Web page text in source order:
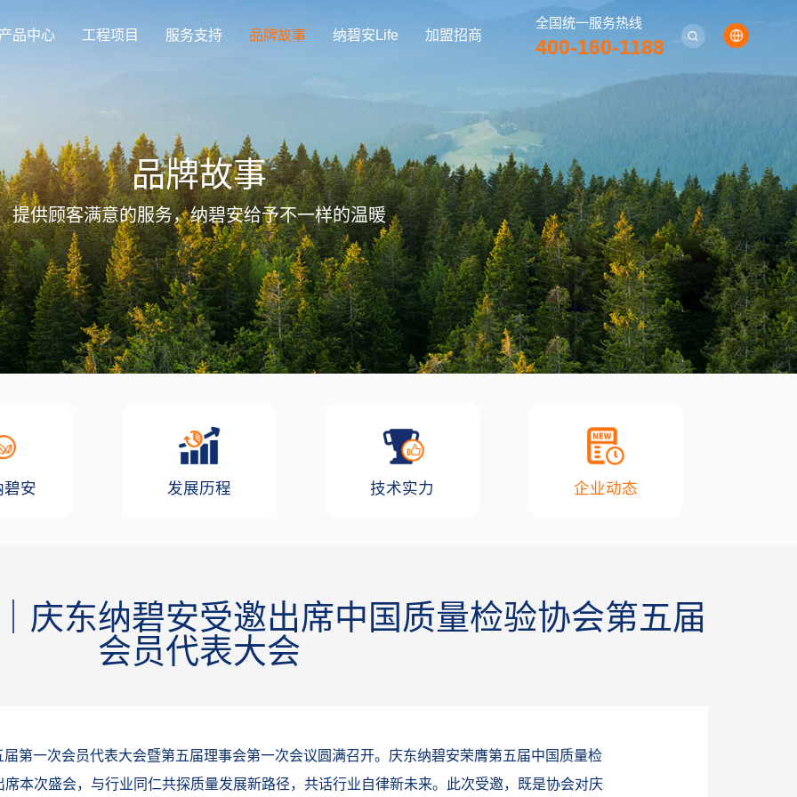
品中心 工程项目 服务支持 品牌故事 纳碧安Life 加盟招商
全国统一服务热线
400-160-1188
品牌故事
提供顾客满意的服务，纳碧安给予不一样的温暖
碧安 发展历程 技术实力 企业动态
庆东纳碧安受邀出席中国质量检验协会第五届
会员代表大会
第一次会员代表大会暨第五届理事会第一次会议圆满召开。庆东纳碧安荣膺第五届中国质量检
本次盛会，与行业同仁共探质量发展新路径，共话行业自律新未来。此次受邀，既是协会对庆